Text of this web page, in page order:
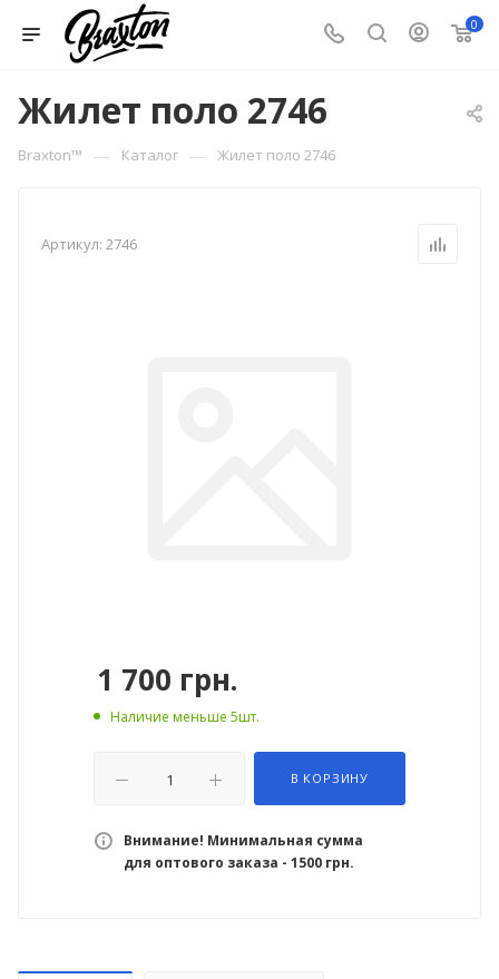
0
Жилет поло 2746
Braxton™ — Каталог — Жилет поло 2746
Артикул: 2746
1 700 грн.
Наличие меньше 5шт.
В КОРЗИНУ
Внимание! Минимальная сумма
для оптового заказа - 1500 грн.